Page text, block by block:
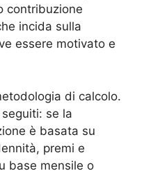
contribuzione
incida sulla
essere motivato e
di calcolo.
se la
è basata su
premi e
base mensile o